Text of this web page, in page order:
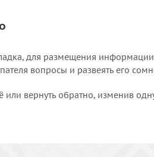
для размещения
вопросы и развеять его
или вернуть обратно, изменив